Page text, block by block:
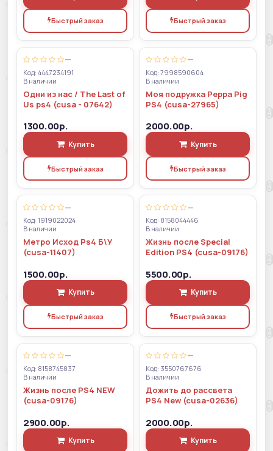
Быстрый заказ Быстрый заказ
—
Код: 4447234191
В наличии
Одни из нас / The Last of
Us ps4 (cusa - 07642)
1300.00р.
Купить
Быстрый заказ
—
Код: 7998590604
В наличии
Моя подружка Peppa Pig
PS4 (cusa-27965)
2000.00р.
Купить
Быстрый заказ
—
Код: 1919022024
В наличии
Метро Исход Ps4 Б\У
(cusa-11407)
1500.00р.
Купить
Быстрый заказ
—
Код: 8158044446
В наличии
Жизнь после Special
Edition PS4 (cusa-09176)
5500.00р.
Купить
Быстрый заказ
—
Код: 8158745837
В наличии
Жизнь после PS4 NEW
(cusa-09176)
2900.00р.
Купить
—
Код: 3550767676
В наличии
Дожить до рассвета
PS4 New (cusa-02636)
2000.00р.
Купить